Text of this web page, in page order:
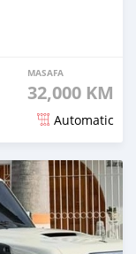
MASAFA
32,000 KM
Automatic